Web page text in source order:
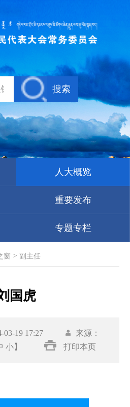
搜索
人大概览
重要发布
专题专栏
窗 > 副主任
国虎
03-19 17:27
来源：
小】 打印本页